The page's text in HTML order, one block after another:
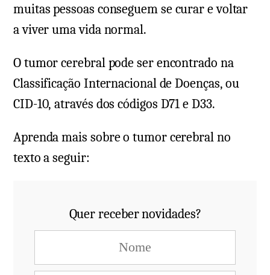
muitas pessoas conseguem se curar e voltar
a viver uma vida normal.
O tumor cerebral pode ser encontrado na
Classificação Internacional de Doenças, ou
CID-10, através dos códigos D71 e D33.
Aprenda mais sobre o tumor cerebral no
texto a seguir:
Quer receber novidades?